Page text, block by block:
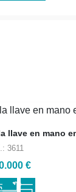
llave en mano
3611
€